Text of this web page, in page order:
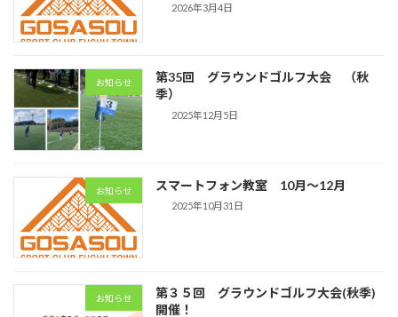
2026年3月4日
お知らせ
第35回 グラウンドゴルフ大会 （秋
季）
2025年12月5日
お知らせ スマートフォン教室 10月～12月
2025年10月31日
お知らせ
第３５回 グラウンドゴルフ大会(秋季)
開催！